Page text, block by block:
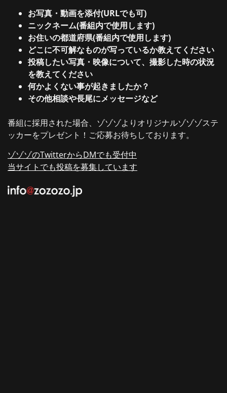
お写真・動画を添付(URLでも可)
ニックネーム(番組内で使用します)
お住いの都道府県(番組内で使用します)
どこに不可解なものが写っているか教えてください
投稿したい写真・映像について、撮影した時の状況
を教えてください
何かよくない事が起きましたか？
その他相談や長尾にメッセージなど
番組に採用された場合、ゾゾゾよりオリジナルゾゾゾステ
ッカーをプレゼント！ご応募お待ちしております。
ゾゾゾのTwitterからDMでも受付中
当サイトでも投稿を募集しています